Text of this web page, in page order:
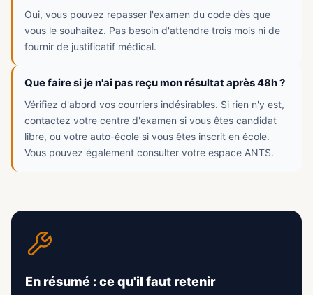
Oui, vous pouvez repasser l'examen du code dès que
vous le souhaitez. Pas besoin d'attendre trois mois ni de
fournir de justificatif médical.
Que faire si je n'ai pas reçu mon résultat après 48h ?
Vérifiez d'abord vos courriers indésirables. Si rien n'y est,
contactez votre centre d'examen si vous êtes candidat
libre, ou votre auto-école si vous êtes inscrit en école.
Vous pouvez également consulter votre espace ANTS.
En résumé : ce qu'il faut retenir